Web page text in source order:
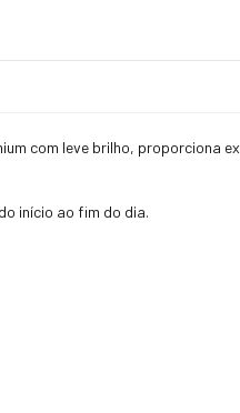
com leve brilho, proporciona
início ao fim do dia.